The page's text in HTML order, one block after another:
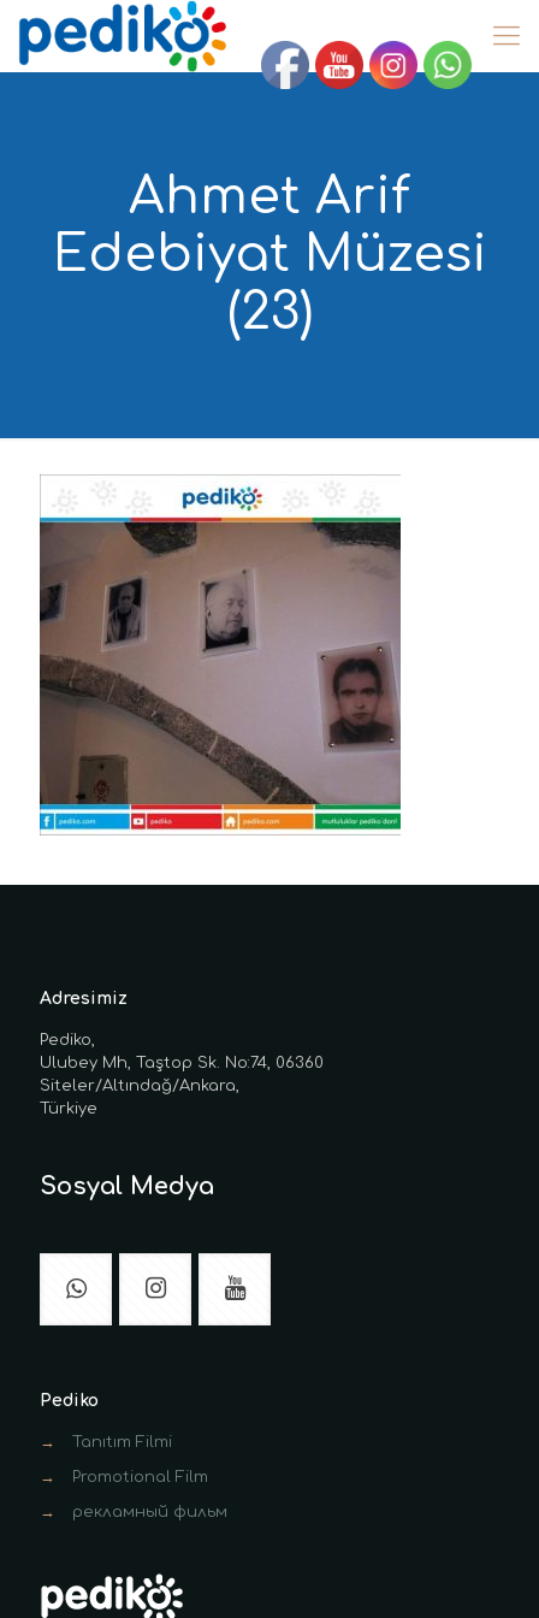
Ahmet Arif
Edebiyat Müzesi
(23)
Adresimiz
Pediko,
Ulubey Mh, Taştop Sk. No:74, 06360
Siteler/Altındağ/Ankara,
Türkiye
Sosyal Medya
Pediko
→ Tanıtım Filmi
→ Promotional Film
→ рекламный фильм